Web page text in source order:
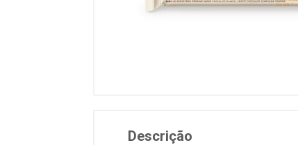
Descrição